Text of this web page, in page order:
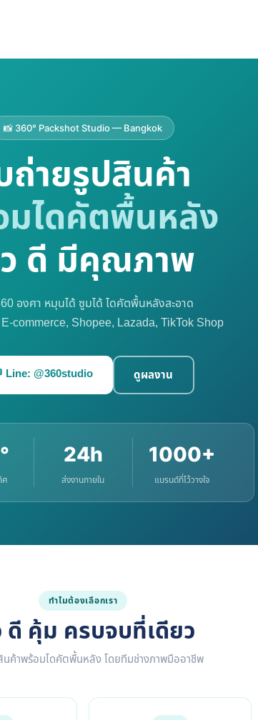
📸 360° Packshot Studio — Bangkok
ถ่ายรูปสินค้า
ไดคัตพื้นหลัง
ว ดี มีคุณภาพ
องศา หมุนได้ ซูมได้ ไดคัตพื้นหลังสะอาด
E-commerce, Shopee, Lazada, TikTok Shop
Line: @360studio ดูผลงาน
ศ
24h
ส่งงานภายใน
1000+
แบรนด์ที่ไว้วางใจ
ทำไมต้องเลือกเรา
ดี คุ้ม ครบจบที่เดียว
นค้าพร้อมไดคัตพื้นหลัง โดยทีมช่างภาพมืออาชีพ